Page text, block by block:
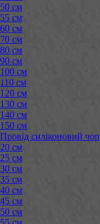
50 см
55 см
60 см
70 см
80 см
90 см
100 см
110 см
120 см
130 см
140 см
150 см
Провід силіконовий
20 см
25 см
30 см
35 см
40 см
45 см
50 см